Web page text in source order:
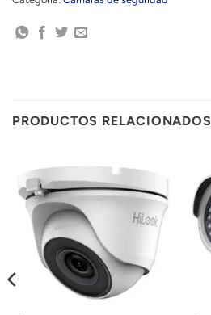
PRODUCTOS RELACIONADOS